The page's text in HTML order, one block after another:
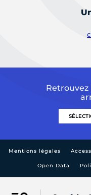
Retrouvez
Mentions légales
Open Data